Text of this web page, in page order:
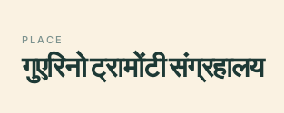
PLACE
गुएरिनो ट्रामोंटी संग्रहालय